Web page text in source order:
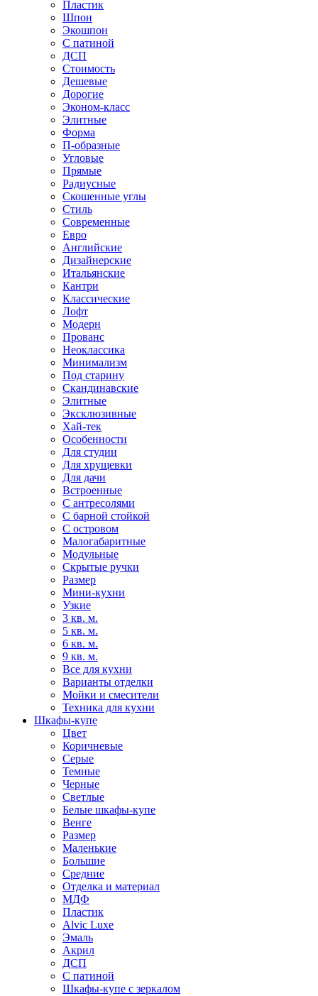
Пластик
Шпон
Экошпон
С патиной
ДСП
Стоимость
Дешевые
Дорогие
Эконом-класс
Элитные
Форма
П-образные
Угловые
Прямые
Радиусные
Скошенные углы
Стиль
Современные
Евро
Английские
Дизайнерские
Итальянские
Кантри
Классические
Лофт
Модерн
Прованс
Неоклассика
Минимализм
Под старину
Скандинавские
Элитные
Эксклюзивные
Хай-тек
Особенности
Для студии
Для хрущевки
Для дачи
Встроенные
С антресолями
С барной стойкой
С островом
Малогабаритные
Модульные
Скрытые ручки
Размер
Мини-кухни
Узкие
3 кв. м.
5 кв. м.
6 кв. м.
9 кв. м.
Все для кухни
Варианты отделки
Мойки и смесители
Техника для кухни
Шкафы-купе
Цвет
Коричневые
Серые
Темные
Черные
Светлые
Белые шкафы-купе
Венге
Размер
Маленькие
Большие
Средние
Отделка и материал
МДФ
Пластик
Alvic Luxe
Эмаль
Акрил
ДСП
С патиной
Шкафы-купе с зеркалом